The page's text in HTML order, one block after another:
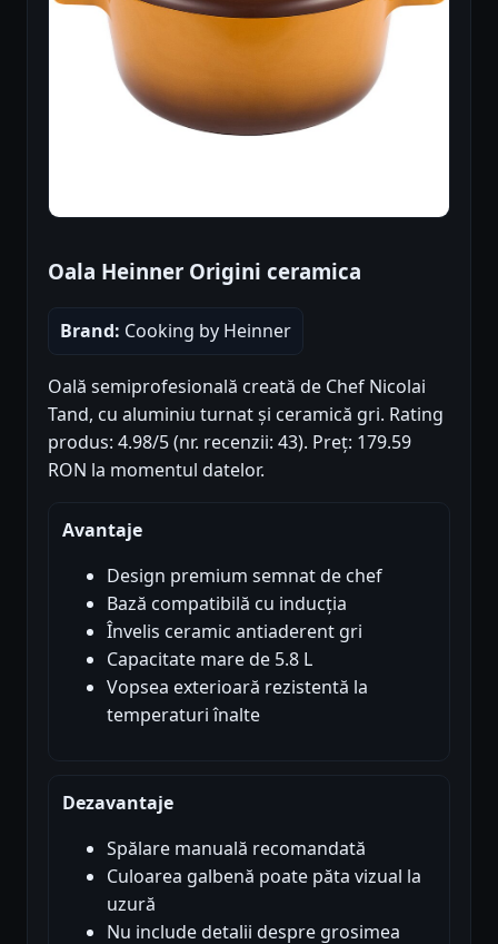
Oala Heinner Origini ceramica
Brand: Cooking by Heinner
Oală semiprofesională creată de Chef Nicolai
Tand, cu aluminiu turnat și ceramică gri. Rating
produs: 4.98/5 (nr. recenzii: 43). Preț: 179.59
RON la momentul datelor.
Avantaje
Design premium semnat de chef
Bază compatibilă cu inducția
Învelis ceramic antiaderent gri
Capacitate mare de 5.8 L
Vopsea exterioară rezistentă la
temperaturi înalte
Dezavantaje
Spălare manuală recomandată
Culoarea galbenă poate păta vizual la
uzură
Nu include detalii despre grosimea